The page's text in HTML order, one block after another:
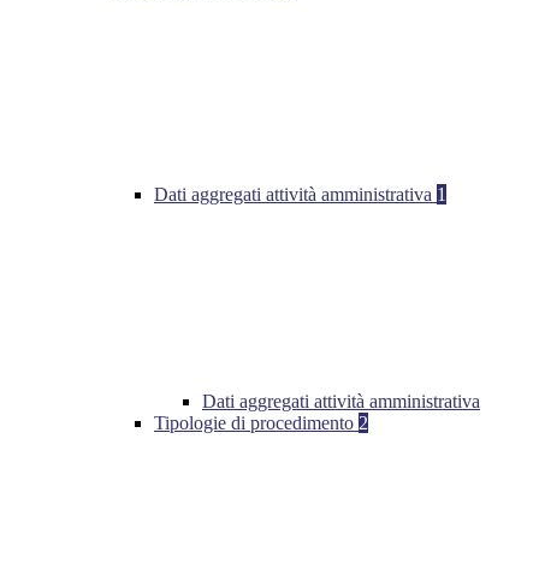
Dati aggregati attività amministrativa 1
Dati aggregati attività amministrativa
Tipologie di procedimento 2